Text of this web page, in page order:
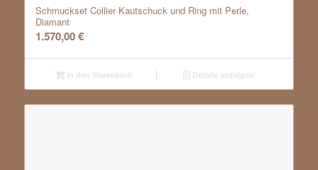
Schmuckset Collier Kautschuck und Ring mit Perle,
Diamant
1.570,00€
In den Warenkorb Details anzeigen